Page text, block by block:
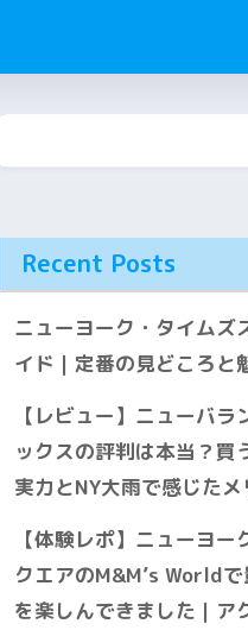
Recent Posts
ニューヨーク・タイムズ
イド｜定番の見どころと
【レビュー】ニューバ
ックスの評判は本当？買
実力とNY大雨で感じた
【体験レポ】ニューヨー
クエアのM&M’s World
を楽しんできました｜ア